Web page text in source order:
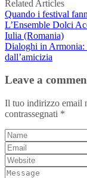
Related Articles
Quando i festival
L’Ensemble Dolci
Iulia (Romania)
Dialoghi in Armonia:
dall’amicizia
Leave a
Il tuo indirizzo email
contrassegnati *